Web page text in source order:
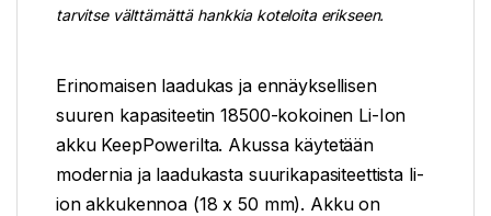
tarvitse välttämättä hankkia koteloita erikseen.
Erinomaisen laadukas ja ennäyksellisen
suuren kapasiteetin 18500-kokoinen Li-Ion
akku KeepPowerilta. Akussa käytetään
modernia ja laadukasta suurikapasiteettista li-
ion akkukennoa (18 x 50 mm). Akku on